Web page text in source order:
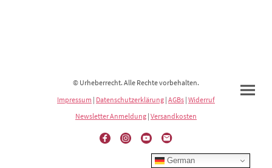
© Urheberrecht. Alle Rechte vorbehalten.
Impressum | Datenschutzerklärung | AGBs | Widerruf
Newsletter Anmeldung | Versandkosten
German